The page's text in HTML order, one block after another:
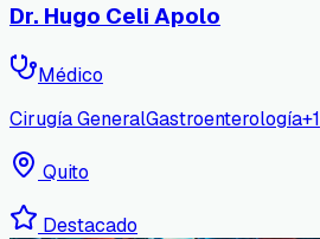
Dr. Hugo Celi Apolo
Médico
Cirugía GeneralGastroenterología+1
Quito
Destacado